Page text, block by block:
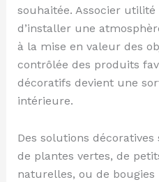
souhaitée. Associer
d’installer une
à la mise en valeur des
contrôlée des produits
décoratifs devient une
intérieure.
Des solutions
de plantes vertes, de
naturelles, ou de